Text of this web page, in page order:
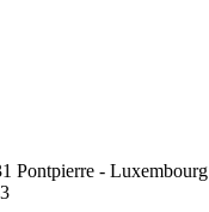
Pontpierre - Luxembourg